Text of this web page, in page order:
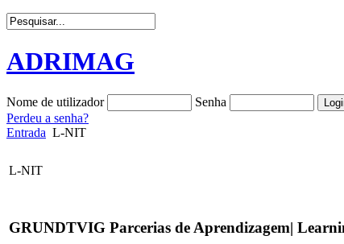
ADRIMAG
Nome de utilizador
Senha
Perdeu a senha?
Entrada L-NIT
L-NIT
GRUNDTVIG Parcerias de Aprendizagem|